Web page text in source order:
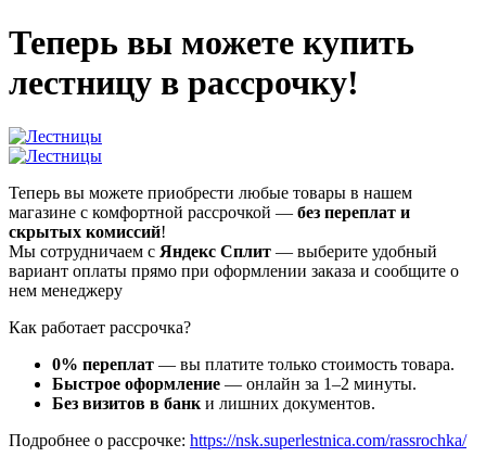
Теперь вы можете купить
лестницу в рассрочку!
Теперь вы можете приобрести любые товары в нашем
магазине с комфортной рассрочкой — без переплат и
скрытых комиссий!
Мы сотрудничаем с Яндекс Сплит — выберите удобный
вариант оплаты прямо при оформлении заказа и сообщите о
нем менеджеру
Как работает рассрочка?
0% переплат — вы платите только стоимость товара.
Быстрое оформление — онлайн за 1–2 минуты.
Без визитов в банк и лишних документов.
Подробнее о рассрочке: https://nsk.superlestnica.com/rassrochka/